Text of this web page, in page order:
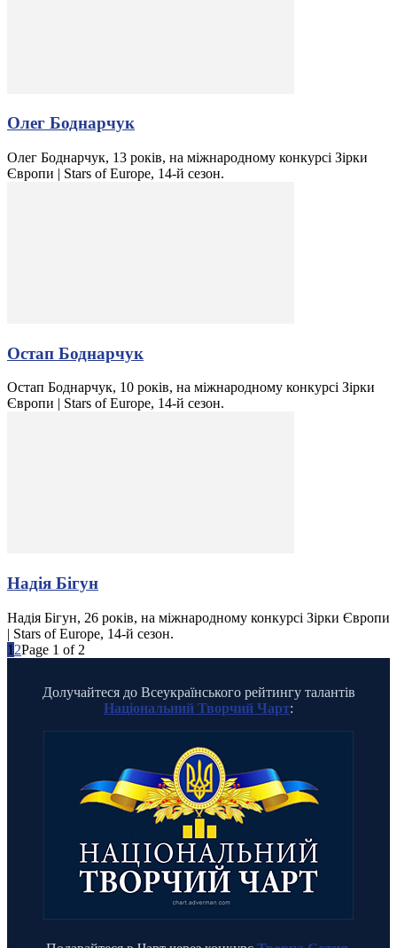
Олег Боднарчук
Олег Боднарчук, 13 років, на міжнародному конкурсі Зірки
Європи | Stars of Europe, 14-й сезон.
Остап Боднарчук
Остап Боднарчук, 10 років, на міжнародному конкурсі Зірки
Європи | Stars of Europe, 14-й сезон.
Надія Бігун
Надія Бігун, 26 років, на міжнародному конкурсі Зірки Європи
| Stars of Europe, 14-й сезон.
1 2Page 1 of 2
Долучайтеся до Всеукраїнського рейтингу талантів
Національний Творчий Чарт: